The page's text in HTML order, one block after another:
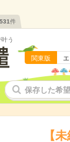
件
う
関東版
保存した希
【